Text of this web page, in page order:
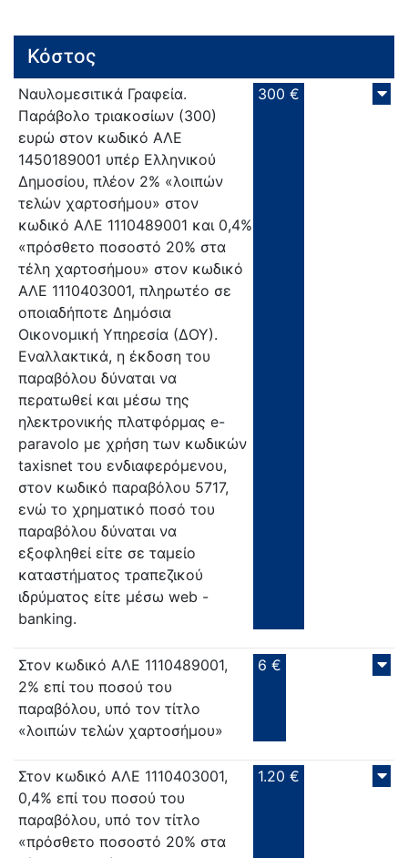
Κόστος
Ναυλομεσιτικά Γραφεία.
Παράβολο τριακοσίων (300)
ευρώ στον κωδικό ΑΛΕ
1450189001 υπέρ Ελληνικού
Δημοσίου, πλέον 2% «λοιπών
τελών χαρτοσήμου» στον
κωδικό ΑΛΕ 1110489001 και 0,4%
«πρόσθετο ποσοστό 20% στα
τέλη χαρτοσήμου» στον κωδικό
ΑΛΕ 1110403001, πληρωτέο σε
οποιαδήποτε Δημόσια
Οικονομική Υπηρεσία (ΔΟΥ).
Εναλλακτικά, η έκδοση του
παραβόλου δύναται να
περατωθεί και μέσω της
ηλεκτρονικής πλατφόρμας e-
paravolo με χρήση των κωδικών
taxisnet του ενδιαφερόμενου,
στον κωδικό παραβόλου 5717,
ενώ το χρηματικό ποσό του
παραβόλου δύναται να
εξοφληθεί είτε σε ταμείο
καταστήματος τραπεζικού
ιδρύματος είτε μέσω web -
banking.
300 €
Στον κωδικό ΑΛΕ 1110489001,
2% επί του ποσού του
παραβόλου, υπό τον τίτλο
«λοιπών τελών χαρτοσήμου»
6 €
Στον κωδικό ΑΛΕ 1110403001,
0,4% επί του ποσού του
παραβόλου, υπό τον τίτλο
«πρόσθετο ποσοστό 20% στα
1.20 €